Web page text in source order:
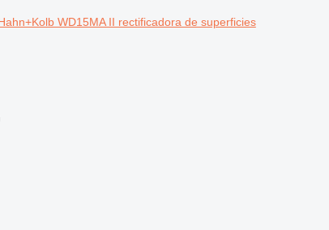
WD15MA II rectificadora de superficies